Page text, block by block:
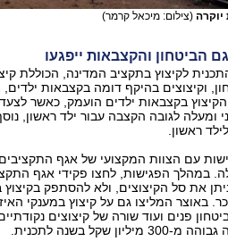
(צילום: מיכאל קרמר)
הביטחון והקצבאות ייפגעו
וקיצוצים בהיקף דומה בקצבאות
הקיצוץ בקצבאות ילדים הועמק, כאשר
ומעלה לגובה הקצבה עבור ילד ראשון,
עם הצוות המקצועי של אגף
במהלך הפגישות, לחצו פקידי אגף
באוצר המליצו גם על קיצוץ במענקי
פנים ועוד שורה של קיצוצים
שקל בשנה לתכנית.